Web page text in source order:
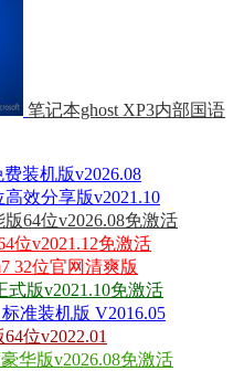
笔记本ghost XP3内部国语
装机版v2026.08
效分享版v2021.10
64位v2026.08免激活
位v2021.12免激活
32位官网清爽版
式版v2021.10免激活
准装机版 V2016.05
位v2022.01
华版v2026.08免激活